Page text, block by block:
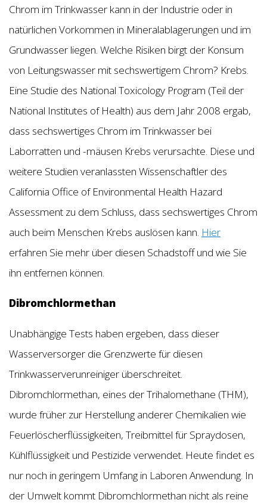
Chrom im Trinkwasser kann in der Industrie oder in
natürlichen Vorkommen in Mineralablagerungen und im
Grundwasser liegen. Welche Risiken birgt der Konsum
von Leitungswasser mit sechswertigem Chrom? Krebs.
Eine Studie des National Toxicology Program (Teil der
National Institutes of Health) aus dem Jahr 2008 ergab,
dass sechswertiges Chrom im Trinkwasser bei
Laborratten und -mäusen Krebs verursachte. Diese und
weitere Studien veranlassten Wissenschaftler des
California Office of Environmental Health Hazard
Assessment zu dem Schluss, dass sechswertiges Chrom
auch beim Menschen Krebs auslösen kann. Hier
erfahren Sie mehr über diesen Schadstoff und wie Sie
ihn entfernen können.
Dibromchlormethan
Unabhängige Tests haben ergeben, dass dieser
Wasserversorger die Grenzwerte für diesen
Trinkwasserverunreiniger überschreitet.
Dibromchlormethan, eines der Trihalomethane (THM),
wurde früher zur Herstellung anderer Chemikalien wie
Feuerlöscherflüssigkeiten, Treibmittel für Spraydosen,
Kühlflüssigkeit und Pestizide verwendet. Heute findet es
nur noch in geringem Umfang in Laboren Anwendung. In
der Umwelt kommt Dibromchlormethan nicht als reine